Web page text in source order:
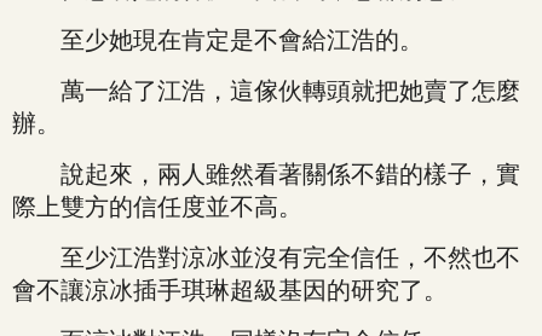
至少她現在肯定是不會給江浩的。
萬一給了江浩，這傢伙轉頭就把她賣了怎麼
辦。
說起來，兩人雖然看著關係不錯的樣子，實
際上雙方的信任度並不高。
至少江浩對涼冰並沒有完全信任，不然也不
會不讓涼冰插手琪琳超級基因的研究了。